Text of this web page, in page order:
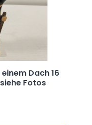
Dach 16
Fotos